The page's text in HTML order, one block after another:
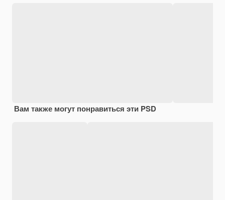
Вам также могут понравиться эти PSD